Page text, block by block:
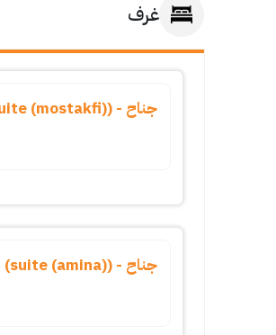
غرف
جناح - (suite (mostakfi))
جناح - (suite (amina))